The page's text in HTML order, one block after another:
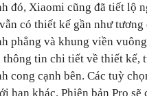
đó, Xiaomi cũng đã tiết lộ
có thiết kế gần như
phẳng và khung viền
thông tin chi tiết về thiết kế,
cong cạnh bên. Các tuỳ
hạn khác. Phiên bản Pro